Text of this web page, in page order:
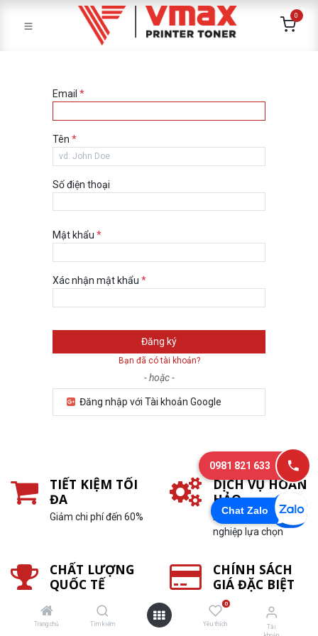
Trang chủ Tìm kiếm
0
Yêu thích
Tài
0
Email *
Tên *
Số điện thoại
Mật khẩu *
Xác nhận mật khẩu *
Đăng ký
Bạn đã có tài khoản?
- hoặc -
Đăng nhập với Tài khoản Google
TIẾT KIỆM TỐI
ĐA
Giảm chi phí đến 60%
DỊCH VỤ HOÀN
HẢO
Hơn 10.000 doanh
nghiệp lựa chọn
CHẤT LƯỢNG
QUỐC TẾ
mực in quốc tế I – ITC
CHÍNH SÁCH
GIÁ ĐẶC BIỆT
In càng nhiều, ưu đãi
càng lớn
Chat Zalo
0981 821 633